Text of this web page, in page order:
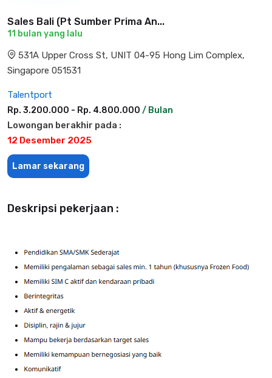
Sales Bali (Pt Sumber Prima An...
11 bulan yang lalu
531A Upper Cross St, UNIT 04-95 Hong Lim Complex,
Singapore 051531
Talentport
Rp. 3.200.000 - Rp. 4.800.000 / Bulan
Lowongan berakhir pada :
12 Desember 2025
Lamar sekarang
Deskripsi pekerjaan :